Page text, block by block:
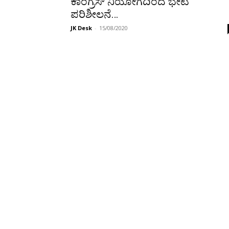
ಪರಿಶೀಲನೆ…
JK Desk - 15/08/2020